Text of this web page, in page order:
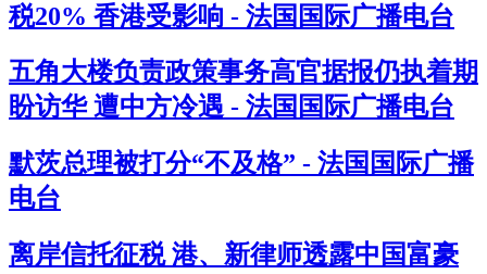
税20% 香港受影响 - 法国国际广播电台
五角大楼负责政策事务高官据报仍执着期
盼访华 遭中方冷遇 - 法国国际广播电台
默茨总理被打分“不及格” - 法国国际广播
电台
离岸信托征税 港、新律师透露中国富豪